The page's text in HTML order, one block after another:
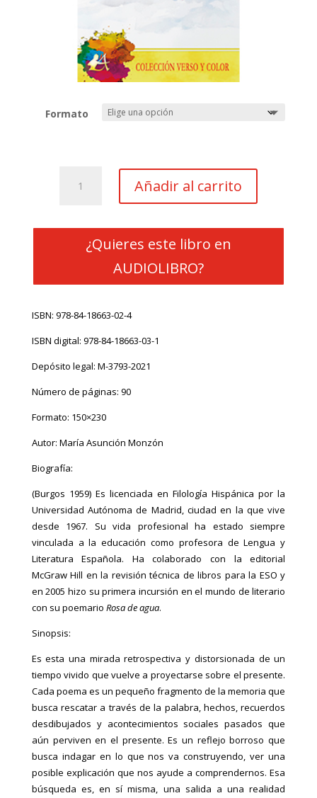
Formato
espejo
Añadir al carrito
¿Quieres este libro en
AUDIOLIBRO?
ISBN: 978-84-18663-02-4
ISBN digital: 978-84-18663-03-1
Depósito legal: M-3793-2021
Número de páginas: 90
Formato: 150×230
Autor: María Asunción Monzón
Biografía:
(Burgos 1959) Es licenciada en Filología Hispánica por la
Universidad Autónoma de Madrid, ciudad en la que vive
desde 1967. Su vida profesional ha estado siempre
vinculada a la educación como profesora de Lengua y
Literatura Española. Ha colaborado con la editorial
McGraw Hill en la revisión técnica de libros para la ESO y
en 2005 hizo su primera incursión en el mundo de literario
con su poemario Rosa de agua.
Sinopsis:
Es esta una mirada retrospectiva y distorsionada de un
tiempo vivido que vuelve a proyectarse sobre el presente.
Cada poema es un pequeño fragmento de la memoria que
busca rescatar a través de la palabra, hechos, recuerdos
desdibujados y acontecimientos sociales pasados que
aún perviven en el presente. Es un reflejo borroso que
busca indagar en lo que nos va construyendo, ver una
posible explicación que nos ayude a comprendernos. Esa
búsqueda es, en sí misma, una salida a una realidad